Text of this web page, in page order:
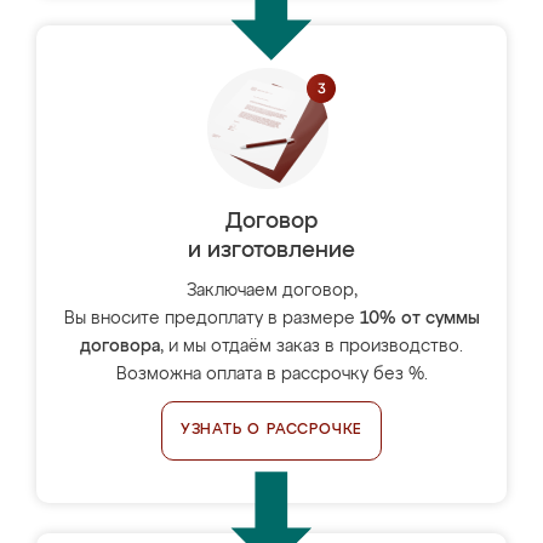
Договор
и изготовление
Заключаем договор,
Вы вносите предоплату в размере 10% от суммы
договора, и мы отдаём заказ в производство.
Возможна оплата в рассрочку без %.
УЗНАТЬ О РАССРОЧКЕ